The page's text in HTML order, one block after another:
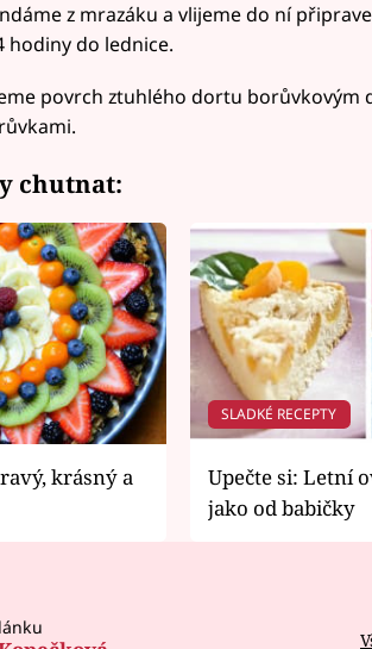
z mrazáku a vlijeme do ní
hodiny do lednice.
povrch ztuhlého dortu borůvkovým
chutnat:
krásný a
SLADKÉ RECEPTY
Upečte si: Letní
jako od babičky